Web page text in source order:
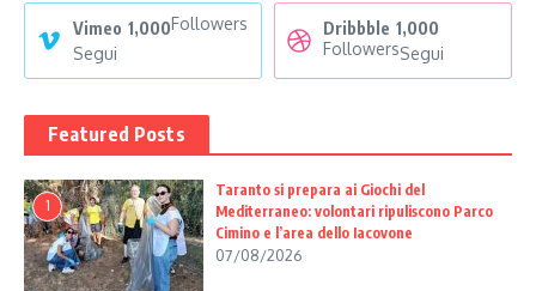
Vimeo 1,000Followers
Segui
Dribbble 1,000
FollowersSegui
Featured Posts
1
Taranto si prepara ai Giochi del
Mediterraneo: volontari ripuliscono Parco
Cimino e l’area dello Iacovone
07/08/2026